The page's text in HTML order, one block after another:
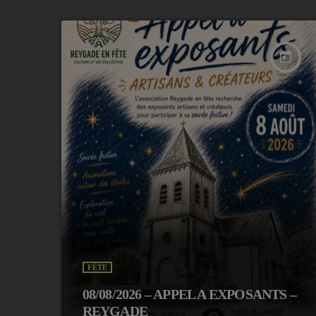
today
FÊTE
08/08/2026 – APPEL A EXPOSANTS –
REYGADE